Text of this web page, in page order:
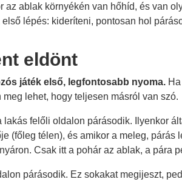
ablak környékén van hőhíd, és van
lépés: kideríteni, pontosan hol
eldönt
játék első, legfontosabb nyoma.Ha
lehet, hogy teljesen másról van szó.
felőli oldalon párásodik. Ilyenkor
(főleg télen), és amikor a meleg,
Csak itt a pohár az ablak, a pára
párásodik. Ez sokakat megijeszt,